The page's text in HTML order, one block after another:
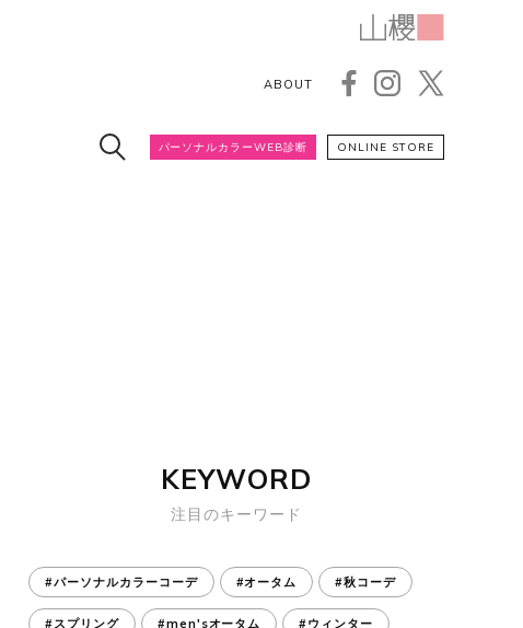
ABOUT
パーソナルカラーWEB診断 ONLINE STORE
KEYWORD
注目のキーワード
#パーソナルカラーコーデ #オータム #秋コーデ
#スプリング #men'sオータム #ウィンター